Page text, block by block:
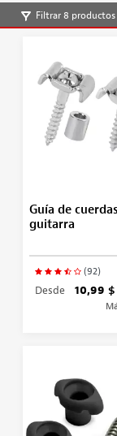
Filtrar 8 productos
Guía de
guitarra
(92)
Desde 10,99 $